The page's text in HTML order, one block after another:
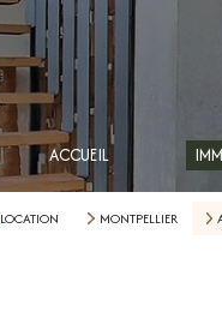
ACCUEIL
LOCATION MONTPELLIER